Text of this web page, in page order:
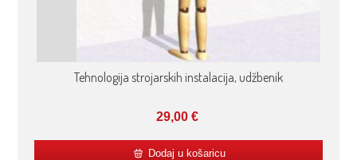
Tehnologija strojarskih instalacija, udžbenik
29,00 €
Dodaj u košaricu